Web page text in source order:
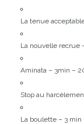
La tenue
La nouvelle recrue
Aminata – 3min –
Stop au
La boulette – 3 min